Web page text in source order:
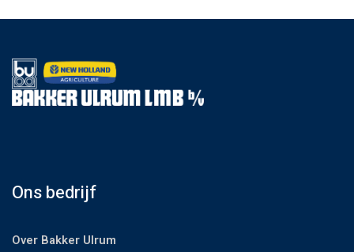
Ons bedrijf
Over Bakker Ulrum